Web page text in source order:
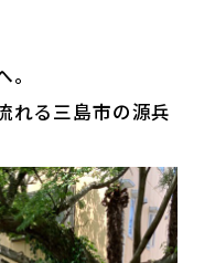
れる三島市の源兵